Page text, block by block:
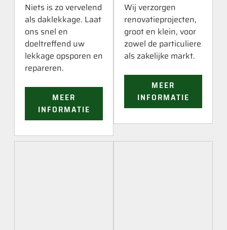
Niets is zo vervelend
als daklekkage. Laat
ons snel en
doeltreffend uw
lekkage opsporen en
repareren.
MEER
INFORMATIE
Wij verzorgen
renovatieprojecten,
groot en klein, voor
zowel de particuliere
als zakelijke markt.
MEER
INFORMATIE